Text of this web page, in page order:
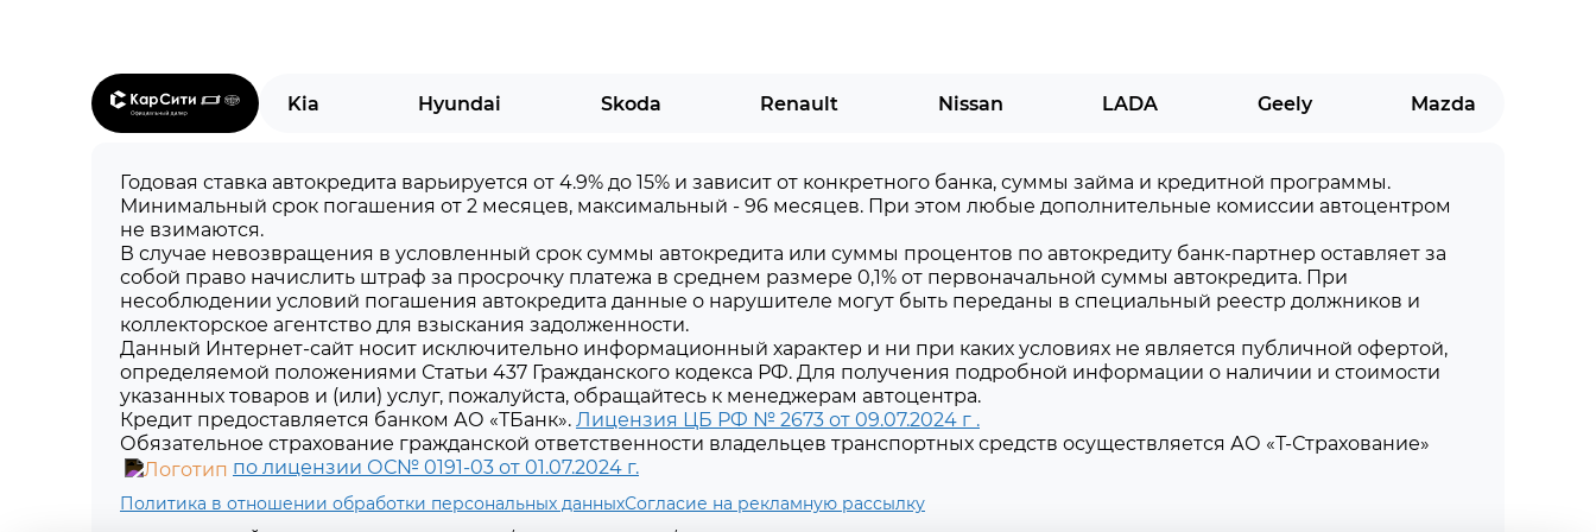
Kia Hyundai Skoda Renault Nissan LADA Geely Mazda
Годовая ставка автокредита варьируется от 4.9% до 15% и зависит от конкретного банка, суммы займа и кредитной программы.
Минимальный срок погашения от 2 месяцев, максимальный - 96 месяцев. При этом любые дополнительные комиссии автоцентром
не взимаются.
В случае невозвращения в условленный срок суммы автокредита или суммы процентов по автокредиту банк-партнер оставляет за
собой право начислить штраф за просрочку платежа в среднем размере 0,1% от первоначальной суммы автокредита. При
несоблюдении условий погашения автокредита данные о нарушителе могут быть переданы в специальный реестр должников и
коллекторское агентство для взыскания задолженности.
Данный Интернет-сайт носит исключительно информационный характер и ни при каких условиях не является публичной офертой,
определяемой положениями Статьи 437 Гражданского кодекса РФ. Для получения подробной информации о наличии и стоимости
указанных товаров и (или) услуг, пожалуйста, обращайтесь к менеджерам автоцентра.
Кредит предоставляется банком АО «ТБанк». Лицензия ЦБ РФ № 2673 от 09.07.2024 г .
Обязательное страхование гражданской ответственности владельцев транспортных средств осуществляется АО «Т-Страхование»
по лицензии ОС№ 0191-03 от 01.07.2024 г.
Политика в отношении обработки персональных данныхСогласие на рекламную рассылку